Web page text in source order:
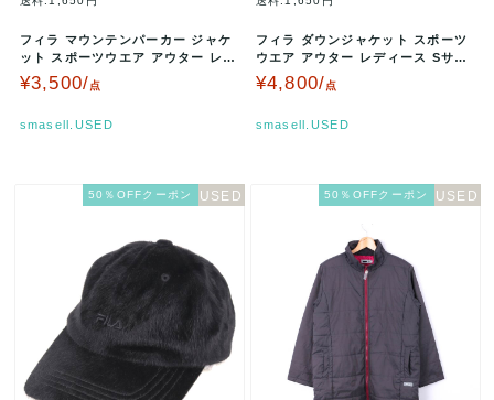
フィラ マウンテンパーカー ジャケ
ット スポーツウエア アウター レデ
ィース Mサイズ ブラウン系 …
¥3,500/点
smasell.USED
フィラ ダウンジャケット スポーツ
ウエア アウター レディース Sサイ
ズ イエロー FILA 【中古…
¥4,800/点
smasell.USED
50％OFFクーポン 50％OFFクーポン